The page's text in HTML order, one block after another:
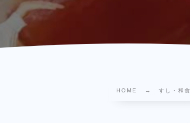
HOME すし・和食